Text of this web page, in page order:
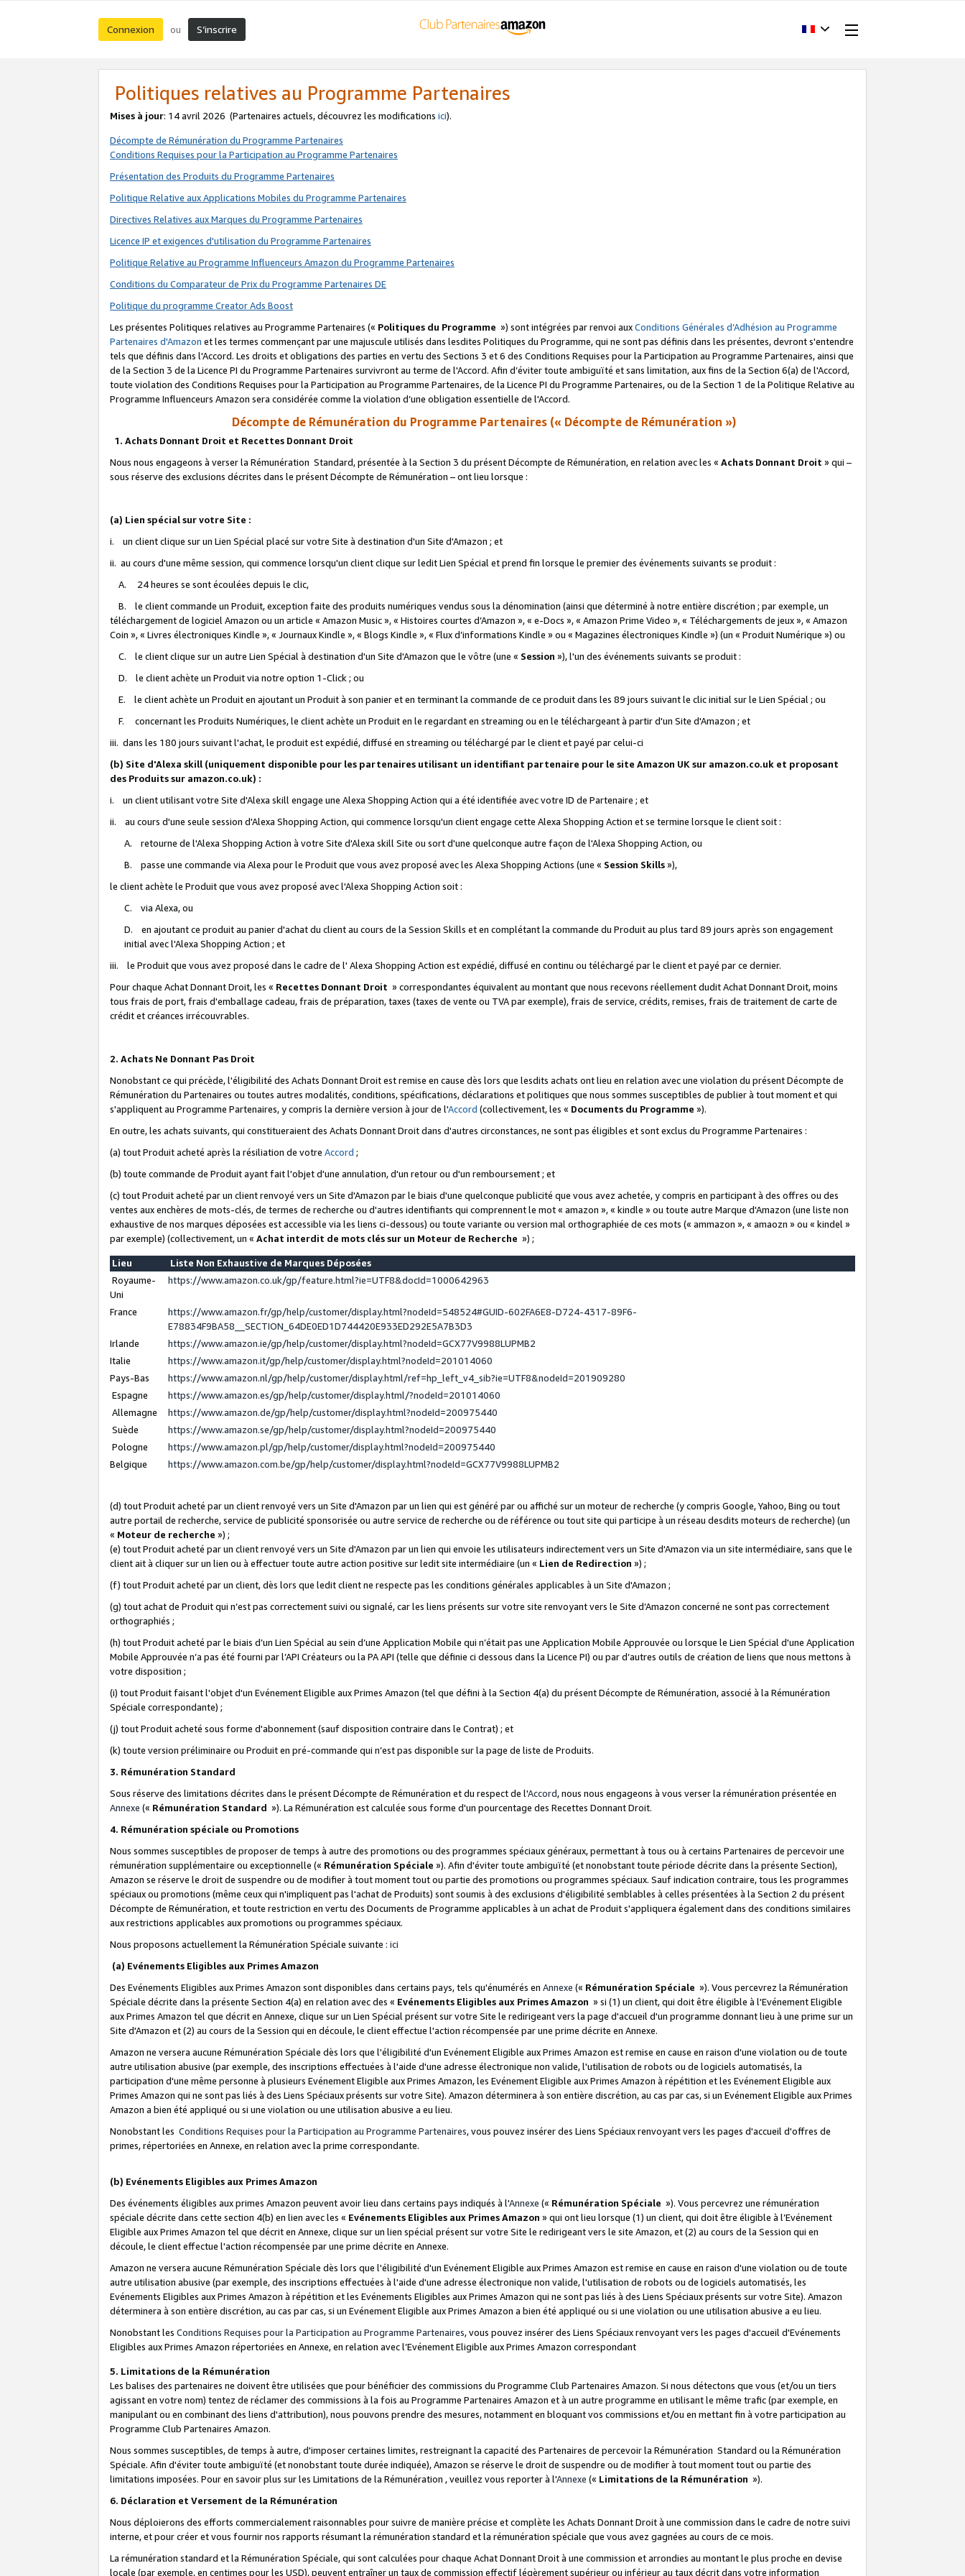
Connexion ou S’inscrire
Politiques relatives au Programme Partenaires
Mises à jour: 14 avril 2026 (Partenaires actuels, découvrez les modifications ici).
Décompte de Rémunération du Programme Partenaires
Conditions Requises pour la Participation au Programme Partenaires
Présentation des Produits du Programme Partenaires
Politique Relative aux Applications Mobiles du Programme Partenaires
Directives Relatives aux Marques du Programme Partenaires
Licence IP et exigences d'utilisation du Programme Partenaires
Politique Relative au Programme Influenceurs Amazon du Programme Partenaires
Conditions du Comparateur de Prix du Programme Partenaires DE
Politique du programme Creator Ads Boost
Les présentes Politiques relatives au Programme Partenaires (« Politiques du Programme ») sont intégrées par renvoi auxConditions Générales d’Adhésion au Programme
Partenaires d'Amazon et les termes commençant par une majuscule utilisés dans lesdites Politiques du Programme, qui ne sont pas définis dans les présentes, devront s'entendre
tels que définis dans l'Accord. Les droits et obligations des parties en vertu des Sections 3 et 6 des Conditions Requises pour la Participation au Programme Partenaires, ainsi que
de la Section 3 de la Licence PI du Programme Partenaires survivront au terme de l'Accord. Afin d’éviter toute ambiguïté et sans limitation, aux fins de la Section 6(a) de l'Accord,
toute violation des Conditions Requises pour la Participation au Programme Partenaires, de la Licence PI du Programme Partenaires, ou de la Section 1 de la Politique Relative au
Programme Influenceurs Amazon sera considérée comme la violation d’une obligation essentielle de l'Accord.
Décompte de Rémunération du Programme Partenaires (« Décompte de Rémunération »)
1. Achats Donnant Droit et Recettes Donnant Droit
Nous nous engageons à verser la Rémunération Standard, présentée à la Section 3 du présent Décompte de Rémunération, en relation avec les « Achats Donnant Droit » qui –
sous réserve des exclusions décrites dans le présent Décompte de Rémunération – ont lieu lorsque :
(a) Lien spécial sur votre Site :
i. un client clique sur un Lien Spécial placé sur votre Site à destination d'un Site d'Amazon ; et
ii. au cours d'une même session, qui commence lorsqu'un client clique sur ledit Lien Spécial et prend fin lorsque le premier des événements suivants se produit :
A. 24 heures se sont écoulées depuis le clic,
B. le client commande un Produit, exception faite des produits numériques vendus sous la dénomination (ainsi que déterminé à notre entière discrétion ; par exemple, un
téléchargement de logiciel Amazon ou un article « Amazon Music », « Histoires courtes d’Amazon », « e-Docs », « Amazon Prime Video », « Téléchargements de jeux », « Amazon
Coin », « Livres électroniques Kindle », « Journaux Kindle », « Blogs Kindle », « Flux d’informations Kindle » ou « Magazines électroniques Kindle ») (un « Produit Numérique ») ou
C. le client clique sur un autre Lien Spécial à destination d'un Site d'Amazon que le vôtre (une « Session »), l'un des événements suivants se produit :
D. le client achète un Produit via notre option 1-Click ; ou
E. le client achète un Produit en ajoutant un Produit à son panier et en terminant la commande de ce produit dans les 89 jours suivant le clic initial sur le Lien Spécial ; ou
F. concernant les Produits Numériques, le client achète un Produit en le regardant en streaming ou en le téléchargeant à partir d'un Site d'Amazon ; et
iii. dans les 180 jours suivant l'achat, le produit est expédié, diffusé en streaming ou téléchargé par le client et payé par celui-ci
(b) Site d'Alexa skill (uniquement disponible pour les partenaires utilisant un identifiant partenaire pour le site Amazon UK sur amazon.co.uk et proposant
des Produits sur amazon.co.uk) :
i. un client utilisant votre Site d'Alexa skill engage une Alexa Shopping Action qui a été identifiée avec votre ID de Partenaire ; et
ii. au cours d'une seule session d'Alexa Shopping Action, qui commence lorsqu'un client engage cette Alexa Shopping Action et se termine lorsque le client soit :
A. retourne de l'Alexa Shopping Action à votre Site d'Alexa skill Site ou sort d'une quelconque autre façon de l'Alexa Shopping Action, ou
B. passe une commande via Alexa pour le Produit que vous avez proposé avec les Alexa Shopping Actions (une « Session Skills»),
le client achète le Produit que vous avez proposé avec l'Alexa Shopping Action soit :
C. via Alexa, ou
D. en ajoutant ce produit au panier d'achat du client au cours de la Session Skills et en complétant la commande du Produit au plus tard 89 jours après son engagement
initial avec l'Alexa Shopping Action ; et
iii. le Produit que vous avez proposé dans le cadre de l' Alexa Shopping Action est expédié, diffusé en continu ou téléchargé par le client et payé par ce dernier.
Pour chaque Achat Donnant Droit, les « Recettes Donnant Droit » correspondantes équivalent au montant que nous recevons réellement dudit Achat Donnant Droit, moins
tous frais de port, frais d'emballage cadeau, frais de préparation, taxes (taxes de vente ou TVA par exemple), frais de service, crédits, remises, frais de traitement de carte de
crédit et créances irrécouvrables.
2. Achats Ne Donnant Pas Droit
Nonobstant ce qui précède, l'éligibilité des Achats Donnant Droit est remise en cause dès lors que lesdits achats ont lieu en relation avec une violation du présent Décompte de
Rémunération du Partenaires ou toutes autres modalités, conditions, spécifications, déclarations et politiques que nous sommes susceptibles de publier à tout moment et qui
s'appliquent au Programme Partenaires, y compris la dernière version à jour de l'Accord (collectivement, les « Documents du Programme »).
En outre, les achats suivants, qui constitueraient des Achats Donnant Droit dans d'autres circonstances, ne sont pas éligibles et sont exclus du Programme Partenaires :
(a) tout Produit acheté après la résiliation de votre Accord ;
(b) toute commande de Produit ayant fait l'objet d'une annulation, d'un retour ou d'un remboursement ; et
(c) tout Produit acheté par un client renvoyé vers un Site d'Amazon par le biais d'une quelconque publicité que vous avez achetée, y compris en participant à des offres ou des
ventes aux enchères de mots-clés, de termes de recherche ou d'autres identifiants qui comprennent le mot « amazon », « kindle » ou toute autre Marque d'Amazon (une liste non
exhaustive de nos marques déposées est accessible via les liens ci-dessous) ou toute variante ou version mal orthographiée de ces mots (« ammazon », « amaozn » ou « kindel »
par exemple) (collectivement, un « Achat interdit de mots clés sur un Moteur de Recherche ») ;
Lieu
Liste Non Exhaustive de Marques Déposées
Royaume-
Uni
https://www.amazon.co.uk/gp/feature.html?ie=UTF8&docId=1000642963
France
https://www.amazon.fr/gp/help/customer/display.html?nodeId=548524#GUID-602FA6E8-D724-4317-89F6-
E78834F9BA58__SECTION_64DE0ED1D744420E933ED292E5A7B3D3
Irlande
https://www.amazon.ie/gp/help/customer/display.html?nodeId=GCX77V9988LUPMB2
Italie
https://www.amazon.it/gp/help/customer/display.html?nodeId=201014060
Pays-Bas
https://www.amazon.nl/gp/help/customer/display.html/ref=hp_left_v4_sib?ie=UTF8&nodeId=201909280
Espagne
https://www.amazon.es/gp/help/customer/display.html/?nodeId=201014060
Allemagne
https://www.amazon.de/gp/help/customer/display.html?nodeId=200975440
Suède
https://www.amazon.se/gp/help/customer/display.html?nodeId=200975440
Pologne
https://www.amazon.pl/gp/help/customer/display.html?nodeId=200975440
Belgique
https://www.amazon.com.be/gp/help/customer/display.html?nodeId=GCX77V9988LUPMB2
(d) tout Produit acheté par un client renvoyé vers un Site d'Amazon par un lien qui est généré par ou affiché sur un moteur de recherche (y compris Google, Yahoo, Bing ou tout
autre portail de recherche, service de publicité sponsorisée ou autre service de recherche ou de référence ou tout site qui participe à un réseau desdits moteurs de recherche) (un
« Moteur de recherche ») ;
(e) tout Produit acheté par un client renvoyé vers un Site d'Amazon par un lien qui envoie les utilisateurs indirectement vers un Site d'Amazon via un site intermédiaire, sans que le
client ait à cliquer sur un lien ou à effectuer toute autre action positive sur ledit site intermédiaire (un « Lien de Redirection ») ;
(f) tout Produit acheté par un client, dès lors que ledit client ne respecte pas les conditions générales applicables à un Site d'Amazon ;
(g) tout achat de Produit qui n’est pas correctement suivi ou signalé, car les liens présents sur votre site renvoyant vers le Site d’Amazon concerné ne sont pas correctement
orthographiés ;
(h) tout Produit acheté par le biais d’un Lien Spécial au sein d’une Application Mobile qui n’était pas une Application Mobile Approuvée ou lorsque le Lien Spécial d'une Application
Mobile Approuvée n’a pas été fourni par l’API Créateurs ou la PA API (telle que définie ci dessous dans la Licence PI) ou par d’autres outils de création de liens que nous mettons à
votre disposition ;
(i) tout Produit faisant l'objet d'un Evénement Eligible aux Primes Amazon (tel que défini à la Section 4(a) du présent Décompte de Rémunération, associé à la Rémunération
Spéciale correspondante) ;
(j) tout Produit acheté sous forme d'abonnement (sauf disposition contraire dans le Contrat) ; et
(k) toute version préliminaire ou Produit en pré-commande qui n’est pas disponible sur la page de liste de Produits.
3. Rémunération Standard
Sous réserve des limitations décrites dans le présent Décompte de Rémunération et du respect de l'Accord, nous nous engageons à vous verser la rémunération présentée en
Annexe (« Rémunération Standard »). La Rémunération est calculée sous forme d'un pourcentage des Recettes Donnant Droit.
4. Rémunération spéciale ou Promotions
Nous sommes susceptibles de proposer de temps à autre des promotions ou des programmes spéciaux généraux, permettant à tous ou à certains Partenaires de percevoir une
rémunération supplémentaire ou exceptionnelle (« Rémunération Spéciale »). Afin d'éviter toute ambiguïté (et nonobstant toute période décrite dans la présente Section),
Amazon se réserve le droit de suspendre ou de modifier à tout moment tout ou partie des promotions ou programmes spéciaux. Sauf indication contraire, tous les programmes
spéciaux ou promotions (même ceux qui n'impliquent pas l'achat de Produits) sont soumis à des exclusions d'éligibilité semblables à celles présentées à la Section 2 du présent
Décompte de Rémunération, et toute restriction en vertu des Documents de Programme applicables à un achat de Produit s'appliquera également dans des conditions similaires
aux restrictions applicables aux promotions ou programmes spéciaux.
Nous proposons actuellement la Rémunération Spéciale suivante : ici
(a) Evénements Eligibles aux Primes Amazon
Des Evénements Eligibles aux Primes Amazon sont disponibles dans certains pays, tels qu'énumérés en Annexe (« Rémunération Spéciale »). Vous percevrez la Rémunération
Spéciale décrite dans la présente Section 4(a) en relation avec des « Evénements Eligibles aux Primes Amazon » si (1) un client, qui doit être éligible à l'Evénement Eligible
aux Primes Amazon tel que décrit en Annexe, clique sur un Lien Spécial présent sur votre Site le redirigeant vers la page d'accueil d'un programme donnant lieu à une prime sur un
Site d'Amazon et (2) au cours de la Session qui en découle, le client effectue l'action récompensée par une prime décrite en Annexe.
Amazon ne versera aucune Rémunération Spéciale dès lors que l'éligibilité d'un Evénement Eligible aux Primes Amazon est remise en cause en raison d'une violation ou de toute
autre utilisation abusive (par exemple, des inscriptions effectuées à l'aide d'une adresse électronique non valide, l'utilisation de robots ou de logiciels automatisés, la
participation d'une même personne à plusieurs Evénement Eligible aux Primes Amazon, les Evénement Eligible aux Primes Amazon à répétition et les Evénement Eligible aux
Primes Amazon qui ne sont pas liés à des Liens Spéciaux présents sur votre Site). Amazon déterminera à son entière discrétion, au cas par cas, si un Evénement Eligible aux Primes
Amazon a bien été appliqué ou si une violation ou une utilisation abusive a eu lieu.
Nonobstant les Conditions Requises pour la Participation au Programme Partenaires, vous pouvez insérer des Liens Spéciaux renvoyant vers les pages d'accueil d'offres de
primes, répertoriées en Annexe, en relation avec la prime correspondante.
(b) Evénements Eligibles aux Primes Amazon
Des événements éligibles aux primes Amazon peuvent avoir lieu dans certains pays indiqués à l'Annexe (« Rémunération Spéciale »). Vous percevrez une rémunération
spéciale décrite dans cette section 4(b) en lien avec les « Evénements Eligibles aux Primes Amazon » qui ont lieu lorsque (1) un client, qui doit être éligible à l’Evénement
Eligible aux Primes Amazon tel que décrit en Annexe, clique sur un lien spécial présent sur votre Site le redirigeant vers le site Amazon, et (2) au cours de la Session qui en
découle, le client effectue l'action récompensée par une prime décrite en Annexe.
Amazon ne versera aucune Rémunération Spéciale dès lors que l'éligibilité d'un Evénement Eligible aux Primes Amazon est remise en cause en raison d'une violation ou de toute
autre utilisation abusive (par exemple, des inscriptions effectuées à l'aide d'une adresse électronique non valide, l'utilisation de robots ou de logiciels automatisés, les
Evénements Eligibles aux Primes Amazon à répétition et les Evénements Eligibles aux Primes Amazon qui ne sont pas liés à des Liens Spéciaux présents sur votre Site). Amazon
déterminera à son entière discrétion, au cas par cas, si un Evénement Eligible aux Primes Amazon a bien été appliqué ou si une violation ou une utilisation abusive a eu lieu.
Nonobstant les Conditions Requises pour la Participation au Programme Partenaires, vous pouvez insérer des Liens Spéciaux renvoyant vers les pages d'accueil d'Evénements
Eligibles aux Primes Amazon répertoriées en Annexe, en relation avec l’Evénement Eligible aux Primes Amazon correspondant
5. Limitations de la Rémunération
Les balises des partenaires ne doivent être utilisées que pour bénéficier des commissions du Programme Club Partenaires Amazon. Si nous détectons que vous (et/ou un tiers
agissant en votre nom) tentez de réclamer des commissions à la fois au Programme Partenaires Amazon et à un autre programme en utilisant le même trafic (par exemple, en
manipulant ou en combinant des liens d'attribution), nous pouvons prendre des mesures, notamment en bloquant vos commissions et/ou en mettant fin à votre participation au
Programme Club Partenaires Amazon.
Nous sommes susceptibles, de temps à autre, d'imposer certaines limites, restreignant la capacité des Partenaires de percevoir la Rémunération Standard ou la Rémunération
Spéciale. Afin d'éviter toute ambiguïté (et nonobstant toute durée indiquée), Amazon se réserve le droit de suspendre ou de modifier à tout moment tout ou partie des
limitations imposées. Pour en savoir plus sur les Limitations de la Rémunération , veuillez vous reporter à l'Annexe (« Limitations de la Rémunération »).
6. Déclaration et Versement de la Rémunération
Nous déploierons des efforts commercialement raisonnables pour suivre de manière précise et complète les Achats Donnant Droit à une commission dans le cadre de notre suivi
interne, et pour créer et vous fournir nos rapports résumant la rémunération standard et la rémunération spéciale que vous avez gagnées au cours de ce mois.
La rémunération standard et la Rémunération Spéciale, qui sont calculées pour chaque Achat Donnant Droit à une commission et arrondies au montant le plus proche en devise
locale (par exemple, en centimes pour les USD), peuvent entraîner un taux de commission effectif légèrement supérieur ou inférieur au taux décrit dans votre information